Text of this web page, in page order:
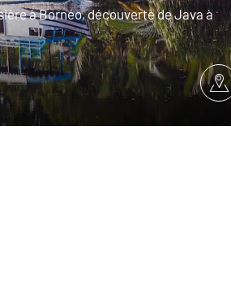
à Bornéo, découverte de Java à